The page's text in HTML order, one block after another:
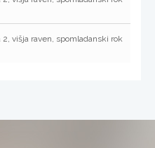
višja raven, spomladanski rok